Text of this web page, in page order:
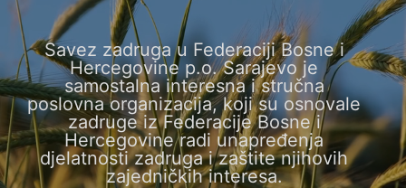
Savez zadruga u Federaciji Bosne i
Hercegovine p.o. Sarajevo je
samostalna interesna i stručna
poslovna organizacija, koji su osnovale
zadruge iz Federacije Bosne i
Hercegovine radi unapređenja
djelatnosti zadruga i zaštite njihovih
zajedničkih interesa.